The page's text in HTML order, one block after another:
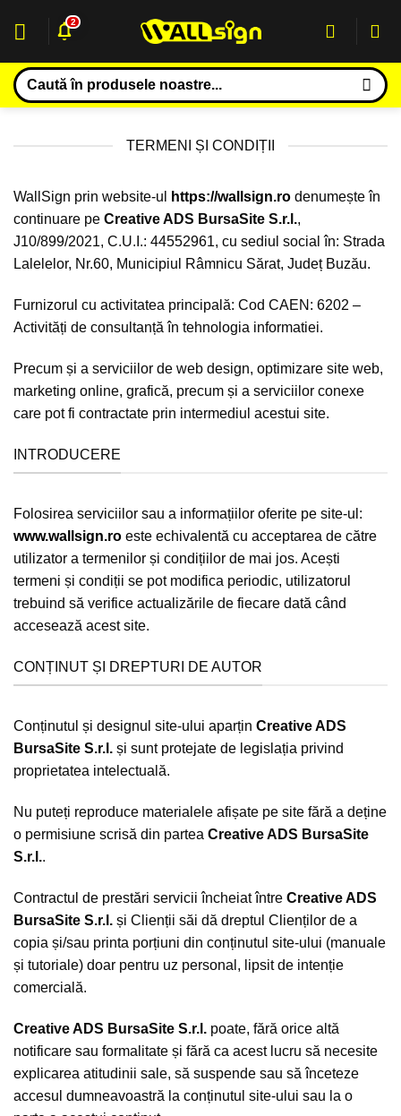
2
Caută
după:
TERMENI ȘI CONDIȚII
WallSign prin website-ul https://wallsign.ro denumește în
continuare pe Creative ADS BursaSite S.r.l.,
J10/899/2021, C.U.I.: 44552961, cu sediul social în: Strada
Lalelelor, Nr.60, Municipiul Râmnicu Sărat, Județ Buzău.
Furnizorul cu activitatea principală: Cod CAEN: 6202 –
Activități de consultanță în tehnologia informatiei.
Precum și a serviciilor de web design, optimizare site web,
marketing online, grafică, precum și a serviciilor conexe
care pot fi contractate prin intermediul acestui site.
INTRODUCERE
Folosirea serviciilor sau a informațiilor oferite pe site-ul:
www.wallsign.ro este echivalentă cu acceptarea de către
utilizator a termenilor și condițiilor de mai jos. Acești
termeni și condiții se pot modifica periodic, utilizatorul
trebuind să verifice actualizările de fiecare dată când
accesează acest site.
CONȚINUT ȘI DREPTURI DE AUTOR
Conținutul și designul site-ului aparțin Creative ADS
BursaSite S.r.l. și sunt protejate de legislația privind
proprietatea intelectuală.
Nu puteți reproduce materialele afișate pe site fără a deține
o permisiune scrisă din partea Creative ADS BursaSite
S.r.l..
Contractul de prestări servicii încheiat între Creative ADS
BursaSite S.r.l. și Clienții săi dă dreptul Clienților de a
copia și/sau printa porțiuni din conținutul site-ului (manuale
și tutoriale) doar pentru uz personal, lipsit de intenție
comercială.
Creative ADS BursaSite S.r.l. poate, fără orice altă
notificare sau formalitate și fără ca acest lucru să necesite
explicarea atitudinii sale, să suspende sau să înceteze
accesul dumneavoastră la conținutul site-ului sau la o